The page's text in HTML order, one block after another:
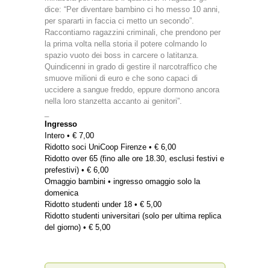
dice: “Per diventare bambino ci ho messo 10 anni,
per spararti in faccia ci metto un secondo”.
Raccontiamo ragazzini criminali, che prendono per
la prima volta nella storia il potere colmando lo
spazio vuoto dei boss in carcere o latitanza.
Quindicenni in grado di gestire il narcotraffico che
smuove milioni di euro e che sono capaci di
uccidere a sangue freddo, eppure dormono ancora
nella loro stanzetta accanto ai genitori”.
Ingresso
Intero • € 7,00
Ridotto soci UniCoop Firenze • € 6,00
Ridotto over 65 (fino alle ore 18.30, esclusi festivi e
prefestivi) • € 6,00
Omaggio bambini • ingresso omaggio solo la
domenica
Ridotto studenti under 18 • € 5,00
Ridotto studenti universitari (solo per ultima replica
del giorno) • € 5,00